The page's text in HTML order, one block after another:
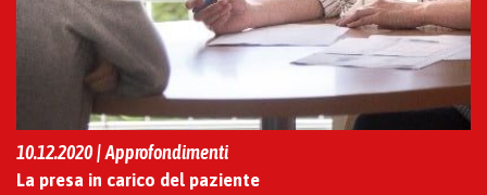
10.12.2020 | Approfondimenti
La presa in carico del paziente